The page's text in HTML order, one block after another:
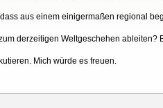
aus einem einigermaßen regional
derzeitigen Weltgeschehen ableiten?
Mich würde es freuen.